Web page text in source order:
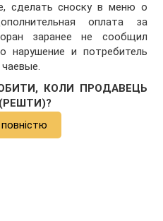
сделать сноску в меню о
оплата за
заранее не сообщил
нарушение и потребитель
КОЛИ ПРОДАВЕЦЬ